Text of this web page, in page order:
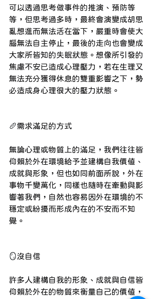
可以透過思考做事件的推演、預防等
等，但思考過多時，最終會演變成胡思
亂想進而無法活在當下，嚴重時會使大
腦無法自主停止，最後的走向也會變成
大家所皆知的失眠狀態。想像所引發的
焦慮不安已造成心理壓力，若在生理又
無法充分獲得休息的雙重影響之下，勢
必造成身心理很大的壓力狀態。
🥖需求滿足的方式
無論心理或物質上的滿足，我們往往皆
仰賴於外在環境給予並建構自我價值、
成就與形象，但也如同前面所說，外在
事物千變萬化，同樣也隨時在牽動與影
響著我們，自然也容易因外在環境的不
穩定或紛擾而形成內在的不安而不知
覺。
🪞沒自信
許多人建構自我的形象、成就與自信皆
仰賴於外在的物質來衡量自己的價值，